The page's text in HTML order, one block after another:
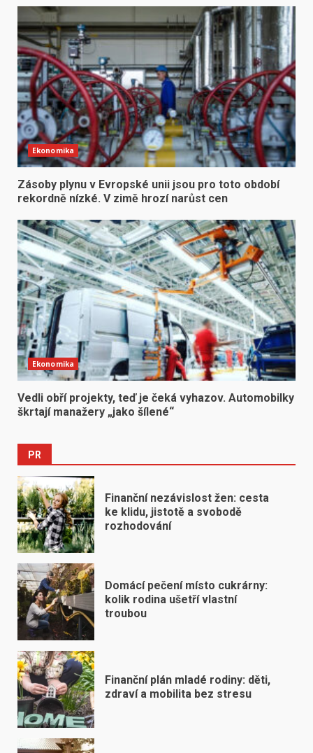
Ekonomika
Zásoby plynu v Evropské unii jsou pro toto období
rekordně nízké. V zimě hrozí narůst cen
Ekonomika
Vedli obří projekty, teď je čeká vyhazov. Automobilky
škrtají manažery „jako šílené“
PR
Finanční nezávislost žen: cesta
ke klidu, jistotě a svobodě
rozhodování
Domácí pečení místo cukrárny:
kolik rodina ušetří vlastní
troubou
Finanční plán mladé rodiny: děti,
zdraví a mobilita bez stresu